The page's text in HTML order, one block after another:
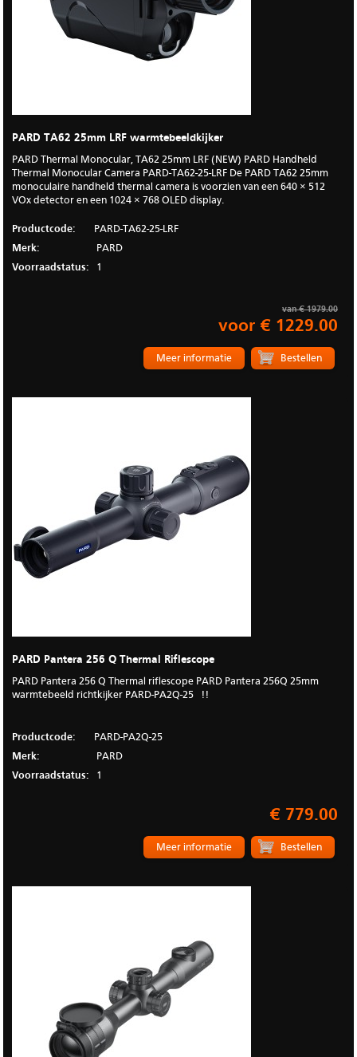
PARD TA62 25mm LRF warmtebeeldkijker
PARD Thermal Monocular, TA62 25mm LRF (NEW) PARD Handheld
Thermal Monocular Camera PARD-TA62-25-LRF De PARD TA62 25mm
monoculaire handheld thermal camera is voorzien van een 640 × 512
VOx detector en een 1024 × 768 OLED display.
Productcode:
PARD-TA62-25-LRF
Merk:
PARD
Voorraadstatus:
1
van € 1979.00
voor € 1229.00
Meer informatie
PARD Pantera 256 Q Thermal Riflescope
PARD Pantera 256 Q Thermal riflescope PARD Pantera 256Q 25mm
warmtebeeld richtkijker PARD-PA2Q-25 !!
Productcode:
PARD-PA2Q-25
Merk:
PARD
Voorraadstatus:
1
€ 779.00
Meer informatie